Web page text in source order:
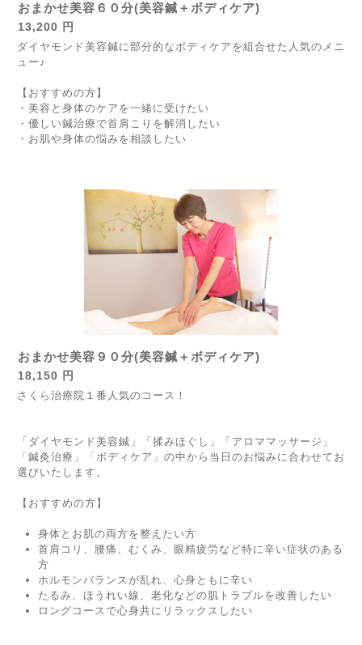
おまかせ美容６０分(美容鍼＋ボディケア)
13,200 円
ダイヤモンド美容鍼に部分的なボディケアを組合せた人気のメニ
ュー♪
【おすすめの方】
・美容と身体のケアを一緒に受けたい
・優しい鍼治療で首肩こりを解消したい
・お肌や身体の悩みを相談したい
おまかせ美容９０分(美容鍼＋ボディケア)
18,150 円
さくら治療院１番人気のコース！
「ダイヤモンド美容鍼」「揉みほぐし」「アロママッサージ」
「鍼灸治療」「ボディケア」の中から当日のお悩みに合わせてお
選びいたします。
【おすすめの方】
身体とお肌の両方を整えたい方
首肩コリ、腰痛、むくみ、眼精疲労など特に辛い症状のある
方
ホルモンバランスが乱れ、心身ともに辛い
たるみ、ほうれい線、老化などの肌トラブルを改善したい
ロングコースで心身共にリラックスしたい